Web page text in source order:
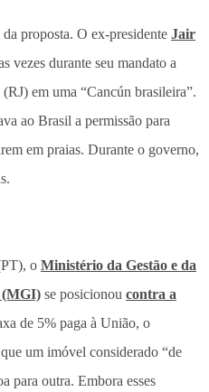
proposta. O ex-presidente Jair
vezes durante seu mandato a
em uma “Cancún brasileira”.
ao Brasil a permissão para
em praias. Durante o governo,
o Ministério da Gestão e da
(MGI) se posicionou contra a
de 5% paga à União, o
um imóvel considerado “de
para outra. Embora esses